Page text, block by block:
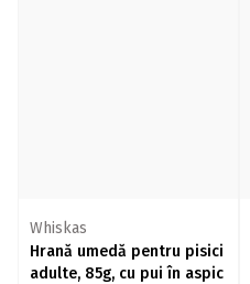
Whiskas
Hrană umedă pentru pisici
adulte, 85g, cu pui în aspic